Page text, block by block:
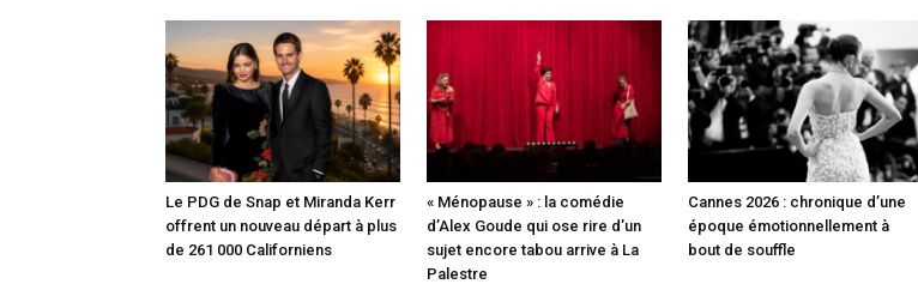
Le PDG de Snap et Miranda Kerr
offrent un nouveau départ à plus
de 261 000 Californiens
« Ménopause » : la comédie
d’Alex Goude qui ose rire d’un
sujet encore tabou arrive à La
Palestre
Cannes 2026 : chronique d’une
époque émotionnellement à
bout de souffle